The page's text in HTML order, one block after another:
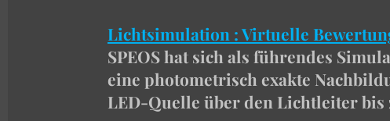
Lichtsimulation : Virtuelle
SPEOS hat sich als führendes
eine photometrisch exakte
LED-Quelle über den Lichtleiter